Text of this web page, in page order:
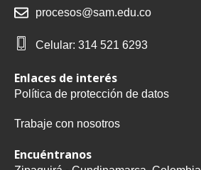
procesos@sam.edu.co
Celular: 314 521 6293
Enlaces de interés
Política de protección de datos
Trabaje con nosotros
Encuéntranos